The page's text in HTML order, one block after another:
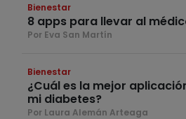
Bienestar
8 apps para llevar al
Por Eva San Martín
Bienestar
¿Cuál es la mejor
mi diabetes?
Por Laura Alemán Arteaga